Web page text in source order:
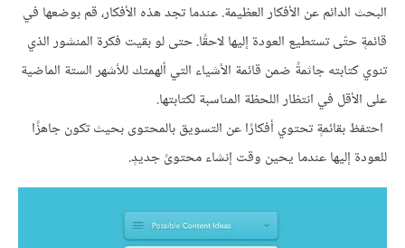
البحث الدائم عن الأفكار العظيمة. عندما تجد هذه الأفكار، قم بوضعها في
قائمةٍ حتّى تستطيع العودة إليها لاحقًا. حتى لو بقيت فكرة المنشور الذي
تنوي كتابته جاثمةً ضمن قائمة الأشياء التي ألهمتك للأشهر الستة الماضية
على الأقل في انتظار اللحظة المناسبة لكتابتها.
احتفظ بقائمةٍ تحتوي أفكارًا عن التسويق بالمحتوى بحيث تكون جاهزًا
للعودة إليها عندما يحين وقت إنشاء محتوىً جديدٍ.